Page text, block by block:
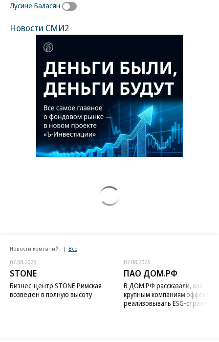
Лусине Баласян
Новости СМИ2
Новости компаний Все
07.08.2026
STONE
Бизнес-центр STONE Римская
возведен в полную высоту
07.08.2026
ПАО ДОМ.РФ
В ДОМ.РФ рассказали, как
крупным компаниям
реализовывать ESG-стратегию